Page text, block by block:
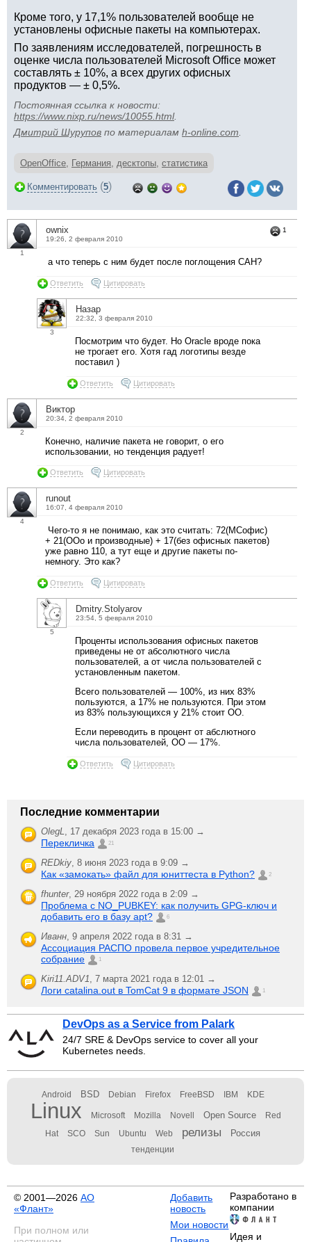
Кроме того, у 17,1% пользователей вообще не
установлены офисные пакеты на компьютерах.
По заявлениям исследователей, погрешность в
оценке числа пользователей Microsoft Office может
составлять ± 10%, а всех других офисных
продуктов — ± 0,5%.
Постоянная ссылка к новости:
https://www.nixp.ru/news/10055.html.
Дмитрий Шурупов по материалам h-online.com
OpenOffice, Германия, десктопы, статистика
Комментировать (5)
1
ownix
19:26, 2 февраля 2010
1
а что теперь с ним будет после поглощения САН?
Ответить Цитировать
3
Назар
22:32, 3 февраля 2010
Посмотрим что будет. Но Oracle вроде пока
не трогает его. Хотя гад логотипы везде
поставил )
Ответить Цитировать
2
Виктор
20:34, 2 февраля 2010
Конечно, наличие пакета не говорит, о его
использовании, но тенденция радует!
Ответить Цитировать
4
runout
16:07, 4 февраля 2010
Чего-то я не понимаю, как это считать: 72(МСофис)
+ 21(ООо и производные) + 17(без офисных пакетов)
уже равно 110, а тут еще и другие пакеты по-
немногу. Это как?
Ответить Цитировать
5
Dmitry.Stolyarov
23:54, 5 февраля 2010
Проценты использования офисных пакетов
приведены не от абсолютного числа
пользователей, а от числа пользователей с
установленным пакетом.
Всего пользователей — 100%, из них 83%
пользуются, а 17% не пользуются. При этом
из 83% пользующихся у 21% стоит OO.
Eсли переводить в процент от абслютного
числа пользователей, OO — 17%.
Ответить Цитировать
Последние комментарии
OlegL 17 декабря 2023 года в 15:00 →
Перекличка 21
REDkiy 8 июня 2023 года в 9:09 →
Как «замокать» файл для юниттеста в Python? 2
fhunter, 29 ноября 2022 года в 2:09 →
Проблема с NO_PUBKEY: как получить GPG-ключ и
добавить его в базу apt?
6
Иванн 9 апреля 2022 года в 8:31 →
Ассоциация РАСПО провела первое учредительное
собрание
1
Kiri11.ADV1 7 марта 2021 года в 12:01 →
Логи catalina.out в TomCat 9 в формате JSON 1
DevOps as a Service from Palark
24/7 SRE & DevOps service to cover all your
Kubernetes needs.
Android BSD Debian Firefox FreeBSD IBM KDE
Linux Microsoft Mozilla Novell Open Source Red
Hat SCO Sun Ubuntu Web релизы Россия
тенденции
© 2001—2026 АО
«Флант»
При полном или
Добавить
новость
Мои новости
Разработано в
компании
Идея и